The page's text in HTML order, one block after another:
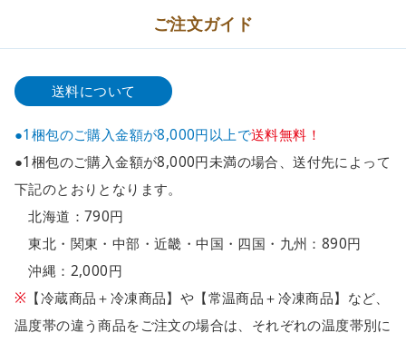
ご注文ガイド
送料について
●1梱包のご購入金額が8,000円以上で送料無料！
●1梱包のご購入金額が8,000円未満の場合、送付先によって
下記のとおりとなります。
北海道：790円
東北・関東・中部・近畿・中国・四国・九州：890円
沖縄：2,000円
※ 【冷蔵商品＋冷凍商品】や【常温商品＋冷凍商品】など、
温度帯の違う商品をご注文の場合は、それぞれの温度帯別に